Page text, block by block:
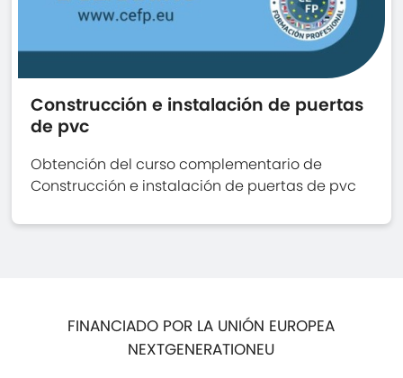
Construcción e instalación de puertas
de pvc
Obtención del curso complementario de
Construcción e instalación de puertas de pvc
FINANCIADO POR LA UNIÓN EUROPEA
NEXTGENERATIONEU